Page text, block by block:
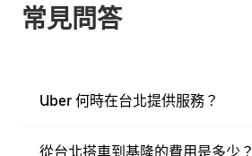
常見問答
Uber 何時在台北提供服務？
從台北搭車到基隆的費用是多少？